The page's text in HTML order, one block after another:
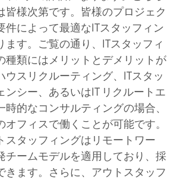
皆様次第です。皆様のプロジェク
件によって最適なITスタッフィン
ます。ご覧の通り、ITスタッフィ
種類にはメリットとデメリットが
ウスリクルーティング、ITスタッ
ンシー、あるいはIT リクルートエ
的なコンサルティングの場合、
オフィスで働くことが可能です。
スタッフィングはリモートワー
チームモデルを適用しており、採
きます。さらに、アウトスタッフ